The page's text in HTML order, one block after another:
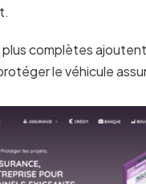
plus complètes
le véhicule